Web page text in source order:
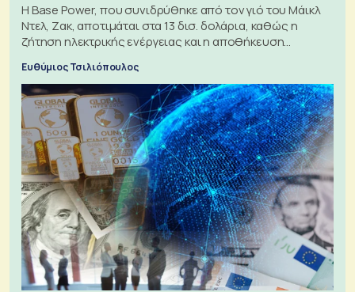
Η Base Power, που συνιδρύθηκε από τον γιό του Μάικλ
Ντελ, Ζακ, αποτιμάται στα 13 δισ. δολάρια, καθώς η
ζήτηση ηλεκτρικής ενέργειας και η αποθήκευση
Ευθύμιος Τσιλιόπουλος